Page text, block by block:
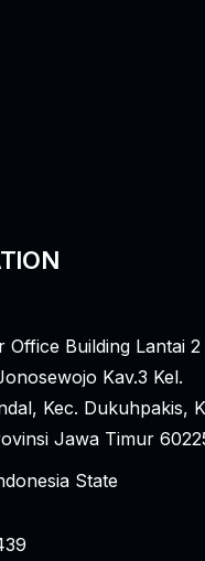
Office Building Lantai 2
Kav.3 Kel.
Kec. Dukuhpakis,
Jawa Timur
State